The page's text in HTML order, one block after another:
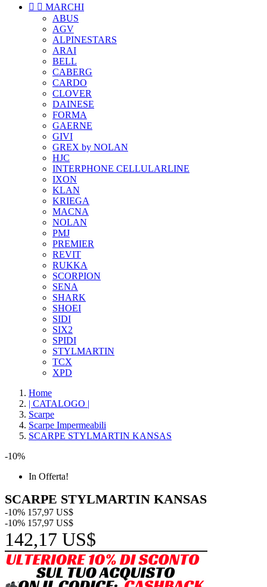
  MARCHI
ABUS
AGV
ALPINESTARS
ARAI
BELL
CABERG
CARDO
CLOVER
DAINESE
FORMA
GAERNE
GIVI
GREX by NOLAN
HJC
INTERPHONE CELLULARLINE
IXON
KLAN
KRIEGA
MACNA
NOLAN
PMJ
PREMIER
REVIT
RUKKA
SCORPION
SENA
SHARK
SHOEI
SIDI
SIX2
SPIDI
STYLMARTIN
TCX
XPD
Home
| CATALOGO |
Scarpe
Scarpe Impermeabili
SCARPE STYLMARTIN KANSAS
-10%
In Offerta!
SCARPE STYLMARTIN KANSAS
-10% 157,97 US$
-10% 157,97 US$
142,17 US$